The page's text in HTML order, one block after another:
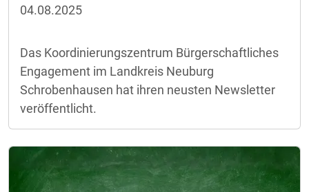
04.08.2025
Das Koordinierungszentrum Bürgerschaftliches
Engagement im Landkreis Neuburg
Schrobenhausen hat ihren neusten Newsletter
veröffentlicht.